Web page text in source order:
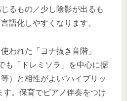
るもの／少し陰影が出るも
語化しやすくなります。
われた「ヨナ抜き音階」
も「ドレミソラ」を中心に据
）と相性がよい“ハイブリッ
す。保育でピアノ伴奏をつけ